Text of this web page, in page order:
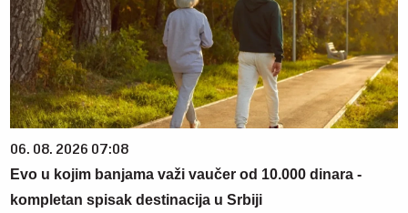
06. 08. 2026 07:08
Evo u kojim banjama važi vaučer od 10.000 dinara -
kompletan spisak destinacija u Srbiji